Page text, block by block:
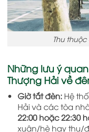
Thu
Những lưu ý
Thượng Hải về
Giờ tắt đèn:Hệ
Hải và các tòa
22:00 hoặc 22:30
xuân/hè hay thu/